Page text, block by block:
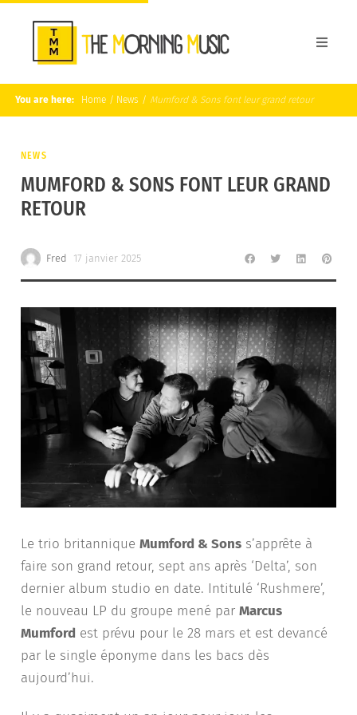
You are here: Home / News / Mumford & Sons font leur grand retour
NEWS
MUMFORD & SONS FONT LEUR GRAND
RETOUR
Fred 17 janvier 2025
Le trio britannique Mumford & Sons s’apprête à
faire son grand retour, sept ans après ‘Delta’, son
dernier album studio en date. Intitulé ‘Rushmere’,
le nouveau LP du groupe mené par Marcus
Mumford est prévu pour le 28 mars et est devancé
par le single éponyme dans les bacs dès
aujourd’hui.